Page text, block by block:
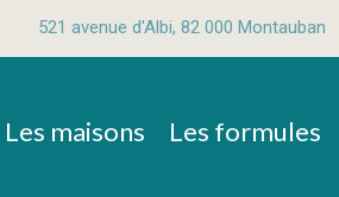
521 avenue d'Albi, 82 000 Montauban
Les maisons Les formules